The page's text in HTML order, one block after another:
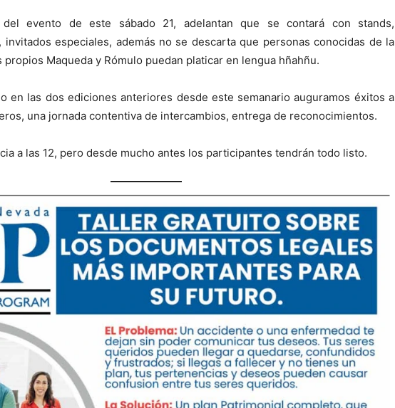
del evento de este sábado 21, adelantan que se contará con stands,
invitados especiales, además no se descarta que personas conocidas de la
Maqueda y Rómulo puedan platicar en lengua hñahñu.
en las dos ediciones anteriores desde este semanario auguramos éxitos a
una jornada contentiva de intercambios, entrega de reconocimientos.
a las 12, pero desde mucho antes los participantes tendrán todo listo.